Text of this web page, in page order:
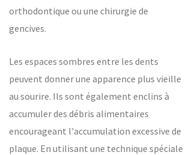
orthodontique ou une chirurgie de
gencives.
Les espaces sombres entre les dents
peuvent donner une apparence plus vieille
au sourire. Ils sont également enclins à
accumuler des débris alimentaires
encourageant l'accumulation excessive de
plaque. En utilisant une technique spéciale